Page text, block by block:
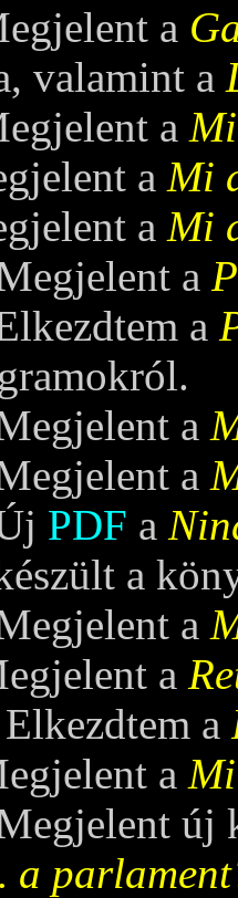
a
valamint a
a
a Mi
a Mi
a
a
a
a
PDF a
a
a
a
a
a
új